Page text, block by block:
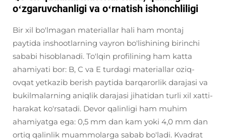
oʻzgaruvchanligi va oʻrnatish ishonchliligi
Bir xil bo'lmagan materiallar hali ham montaj
paytida inshootlarning vayron bo'lishining birinchi
sababi hisoblanadi. To'lqin profilining ham katta
ahamiyati bor: B, C va E turdagi materiallar oziq-
ovqat yetkazib berish paytida barqarorlik darajasi va
bukilmalarning aniqlik darajasi jihatidan turli xil xatti-
harakat ko'rsatadi. Devor qalinligi ham muhim
ahamiyatga ega: 0,5 mm dan kam yoki 4,0 mm dan
ortiq qalinlik muammolarga sabab bo'ladi. Kvadrat